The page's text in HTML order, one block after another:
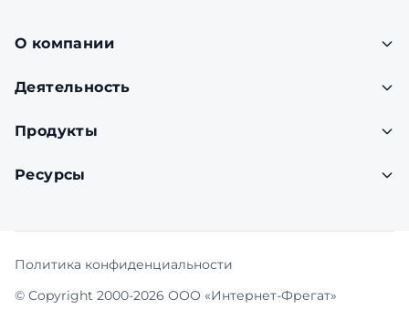
О компании
Деятельность
Продукты
Ресурсы
© Copyright 2000-2026 ООО «Интернет-Фрегат»
Политика конфиденциальности